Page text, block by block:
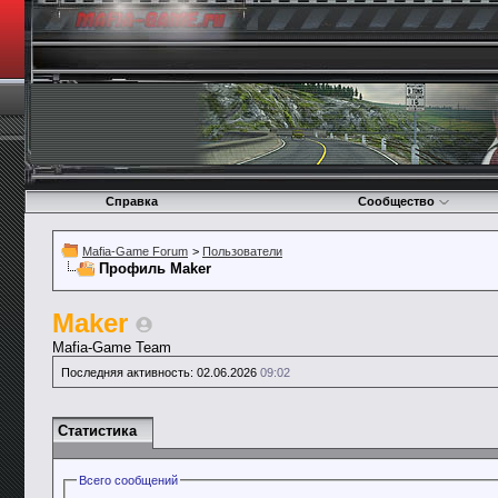
Справка Сообщество
Mafia-Game Forum > Пользователи
Профиль Maker
Maker
Mafia-Game Team
Последняя активность: 02.06.2026 09:02
Статистика
Всего сообщений